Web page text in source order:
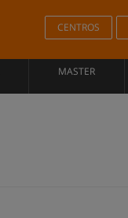
CENTROS
MASTER